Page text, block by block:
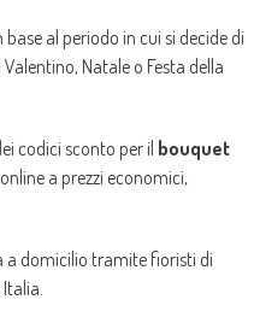
al periodo in cui si decide di
Natale o Festa della
codici sconto per il bouquet
a prezzi economici,
a domicilio tramite fioristi di